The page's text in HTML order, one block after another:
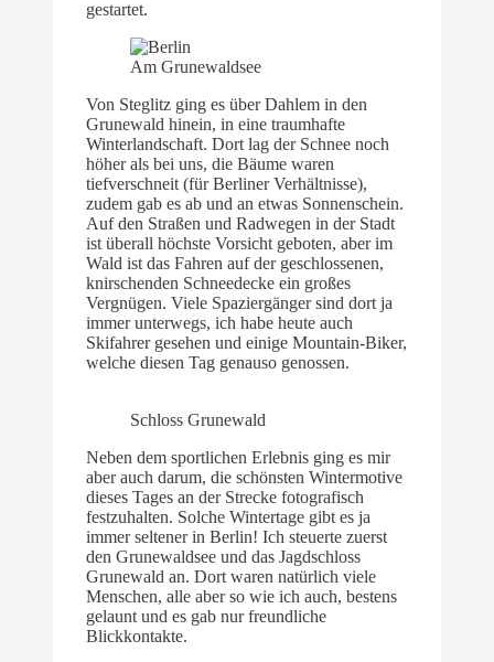
gestartet.
Am Grunewaldsee
Von Steglitz ging es über Dahlem in den
Grunewald hinein, in eine traumhafte
Winterlandschaft. Dort lag der Schnee noch
höher als bei uns, die Bäume waren
tiefverschneit (für Berliner Verhältnisse),
zudem gab es ab und an etwas Sonnenschein.
Auf den Straßen und Radwegen in der Stadt
ist überall höchste Vorsicht geboten, aber im
Wald ist das Fahren auf der geschlossenen,
knirschenden Schneedecke ein großes
Vergnügen. Viele Spaziergänger sind dort ja
immer unterwegs, ich habe heute auch
Skifahrer gesehen und einige Mountain-Biker,
welche diesen Tag genauso genossen.
Schloss Grunewald
Neben dem sportlichen Erlebnis ging es mir
aber auch darum, die schönsten Wintermotive
dieses Tages an der Strecke fotografisch
festzuhalten. Solche Wintertage gibt es ja
immer seltener in Berlin! Ich steuerte zuerst
den Grunewaldsee und das Jagdschloss
Grunewald an. Dort waren natürlich viele
Menschen, alle aber so wie ich auch, bestens
gelaunt und es gab nur freundliche
Blickkontakte.